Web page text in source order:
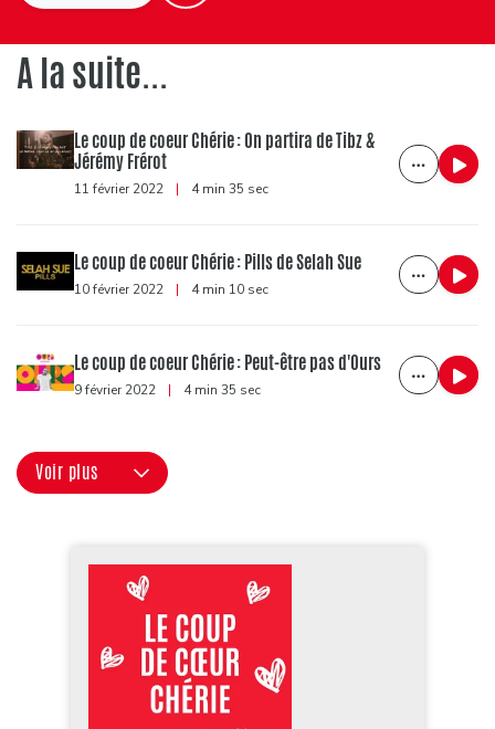
A la suite...
Le coup de coeur Chérie : On partira de Tibz &
Jérémy Frérot
11 février 2022 | 4 min 35 sec
Le coup de coeur Chérie : Pills de Selah Sue
10 février 2022 | 4 min 10 sec
Le coup de coeur Chérie : Peut-être pas d'Ours
9 février 2022 | 4 min 35 sec
Voir plus